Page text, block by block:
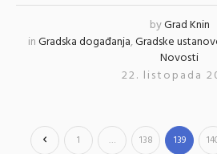
byGrad Knin
inGradska događanja,Gradske
Novosti
22. listopada
1 … 138 139